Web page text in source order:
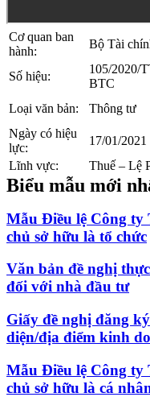
Cơ quan ban
hành:
Bộ Tài
Số hiệu:
105/2020/
BTC
Loại văn bản: Thông tư
Ngày có hiệu
lực:
17/01/2021
Lĩnh vực:
Thuế – Lệ
Biểu mẫu mới
Mẫu Điều lệ Công
chủ sở hữu là tổ chức
Văn bản đề nghị
đối với nhà đầu tư
Giấy đề nghị đăng
diện/địa điểm kinh
Mẫu Điều lệ Công
chủ sở hữu là cá